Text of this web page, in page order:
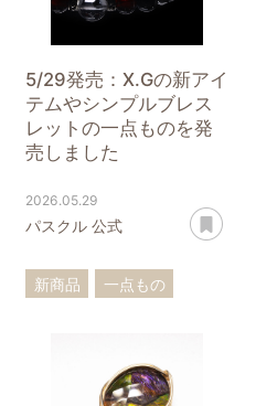
あとで読む
5/29発売：X.Gの新アイ
テムやシンプルブレス
レットの一点ものを発
売しました
2026.05.29
パスクル 公式
新商品
一点もの